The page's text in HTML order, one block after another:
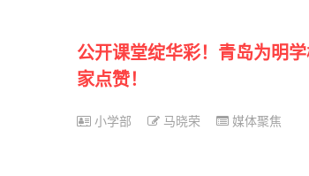
公开课堂绽华彩！青岛为明
家点赞！
小学部 马晓荣 媒体聚焦